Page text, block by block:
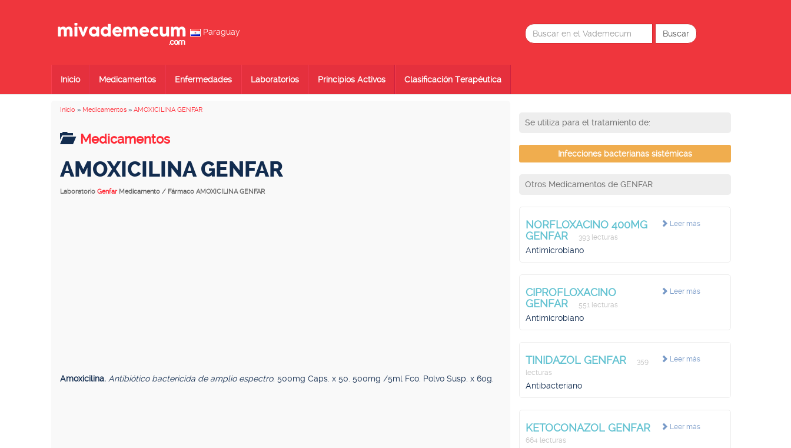
Paraguay
Inicio Medicamentos Enfermedades Laboratorios Principios Activos Clasificación Terapéutica
Inicio » Medicamentos » AMOXICILINA GENFAR
Medicamentos
AMOXICILINA GENFAR
Laboratorio Genfar Medicamento / Fármaco AMOXICILINA GENFAR
Amoxicilina. Antibiótico bactericida de amplio espectro. 500mg Caps. x 50. 500mg /5ml Fco. Polvo Susp. x 60g.
Se utiliza para el tratamiento de:
Infecciones bacterianas sistémicas
Otros Medicamentos de GENFAR
Leer más
NORFLOXACINO 400MG
GENFAR
393 lecturas
Antimicrobiano
Leer más
CIPROFLOXACINO
GENFAR
551 lecturas
Antimicrobiano
Leer más
TINIDAZOL GENFAR
359
lecturas
Antibacteriano
Leer más
KETOCONAZOL GENFAR
664 lecturas